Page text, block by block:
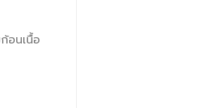
อนเนื้อ